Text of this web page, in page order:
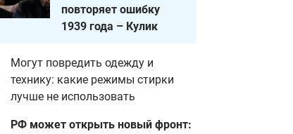
повторяет ошибку
1939 года – Кулик
Могут повредить одежду и
технику: какие режимы стирки
лучше не использовать
РФ может открыть новый фронт: